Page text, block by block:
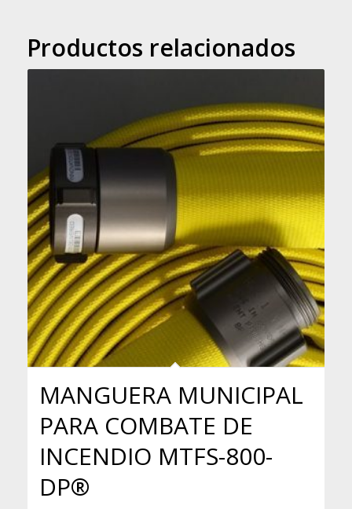
Productos relacionados
MANGUERA MUNICIPAL
PARA COMBATE DE
INCENDIO MTFS-800-
DP®